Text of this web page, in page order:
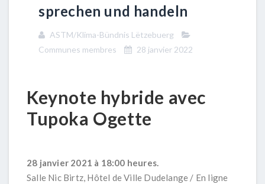
sprechen und handeln
ASTM/Klima-Bündnis Lëtzebuerg
Communes membres
28 janvier 2022
Keynote hybride avec
Tupoka Ogette
28 janvier 2021 à 18:00 heures.
Salle Nic Birtz, Hôtel de Ville Dudelange / En ligne